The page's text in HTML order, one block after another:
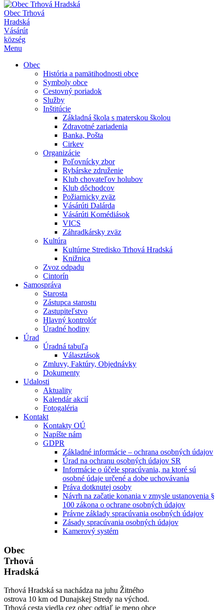
Obec Trhová
Hradská
Vásárút
község
Menu
Obec
História a pamätihodnosti obce
Symboly obce
Cestovný poriadok
Služby
Inštitúcie
Základná škola s materskou školou
Zdravotné zariadenia
Banka, Pošta
Cirkev
Organizácie
Poľovnícky zbor
Rybárske združenie
Klub chovateľov holubov
Klub dôchodcov
Požiarnicky zväz
Vásárúti Dalárda
Vásárúti Komédiások
VICS
Záhradkársky zväz
Kultúra
Kultúrne Stredisko Trhová Hradská
Knižnica
Zvoz odpadu
Cintorín
Samospráva
Starosta
Zástupca starostu
Zastupiteľstvo
Hlavný kontrolór
Úradné hodiny
Úrad
Úradná tabuľa
Választások
Zmluvy, Faktúry, Objednávky
Dokumenty
Udalosti
Aktuality
Kalendár akcií
Fotogaléria
Kontakt
Kontakty OÚ
Napíšte nám
GDPR
Základné informácie – ochrana osobných údajov
Úrad na ochranu osobných údajov SR
Informácie o účele spracúvania, na ktoré sú
osobné údaje určené a dobe uchovávania
Práva dotknutej osoby
Návrh na začatie konania v zmysle ustanovenia §
100 zákona o ochrane osobných údajov
Právne základy spracúvania osobných údajov
Zásady spracúvania osobných údajov
Kamerový systém
Obec
Trhová
Hradská
Trhová Hradská sa nachádza na juhu Žitného
ostrova 10 km od Dunajskej Stredy na východ.
Trhová cesta viedla cez obec odtiaľ je meno obce